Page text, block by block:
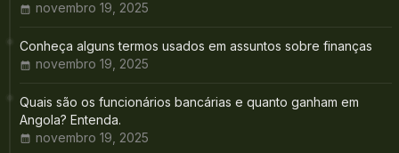
novembro 19, 2025
Conheça alguns termos usados em assuntos sobre finanças
novembro 19, 2025
Quais são os funcionários bancárias e quanto ganham em
Angola? Entenda.
novembro 19, 2025